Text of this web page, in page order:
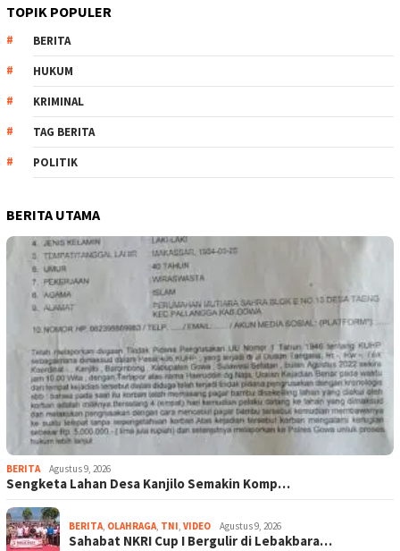
TOPIK POPULER
BERITA
HUKUM
KRIMINAL
TAG BERITA
POLITIK
BERITA UTAMA
BERITA Agustus 9, 2026
Sengketa Lahan Desa Kanjilo Semakin Komp…
BERITA, OLAHRAGA, TNI, VIDEO Agustus 9, 2026
Sahabat NKRI Cup I Bergulir di Lebakbara…